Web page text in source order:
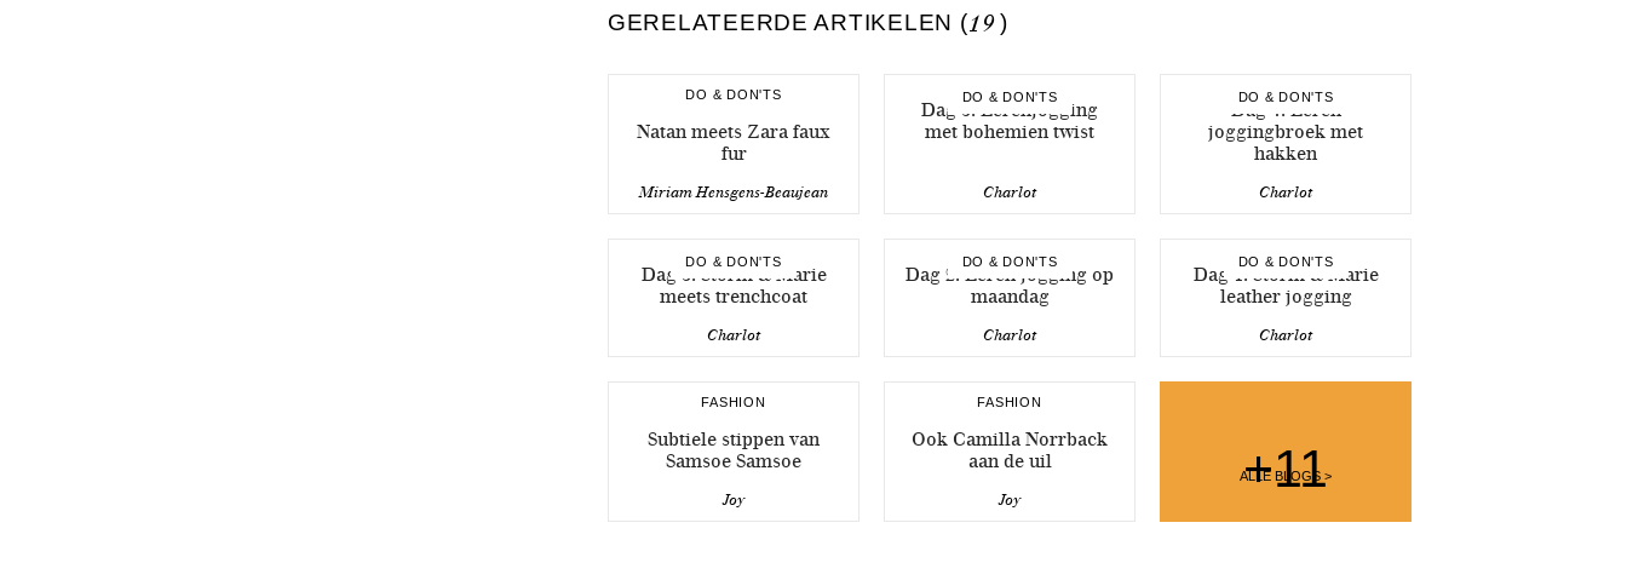
GERELATEERDE ARTIKELEN (19 )
DO & DON'TS
Natan meets Zara faux
fur
Miriam Hensgens-Beaujean
DO & DON'TS
Dag 5: Lerenjogging
met bohemien twist
Charlot
DO & DON'TS
Dag 4: Leren
joggingbroek met
hakken
Charlot
DO & DON'TS
Dag 3: Storm & Marie
meets trenchcoat
Charlot
DO & DON'TS
Dag 2: Leren jogging op
maandag
Charlot
DO & DON'TS
Dag 1: Storm & Marie
leather jogging
Charlot
FASHION
Subtiele stippen van
Samsoe Samsoe
Joy
FASHION
Ook Camilla Norrback
aan de uil
Joy
+11
ALLE BLOGS >